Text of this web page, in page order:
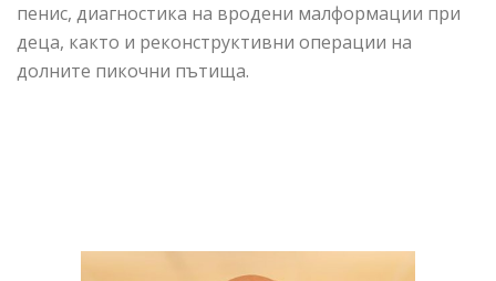
пенис, диагностика на вродени малформации при
деца, както и реконструктивни операции на
долните пикочни пътища.